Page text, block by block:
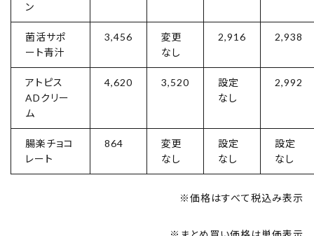
ン
菌活サポ
ート青汁
3,456
変更
なし
2,916 2,938
アトピス
ADクリー
ム
4,620 3,520
設定
なし
2,992
腸楽チョコ
レート
864
変更
なし
設定
なし
設定
なし
※価格はすべて税込み表示